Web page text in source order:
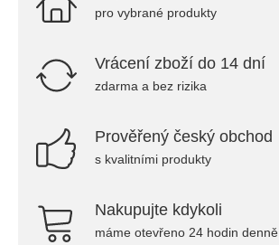
pro vybrané produkty
Vrácení zboží do 14 dní
zdarma a bez rizika
Prověřený český obchod
s kvalitními produkty
Nakupujte kdykoli
máme otevřeno 24 hodin denně